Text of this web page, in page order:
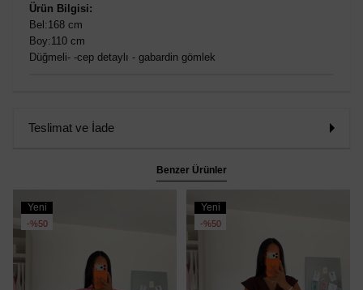
Ürün Bilgisi:
Bel:168 cm
Boy:110 cm
Düğmeli- -cep detaylı - gabardin gömlek
Teslimat ve İade
Benzer Ürünler
Yeni
Ürün
%50
Yeni
Ürün
%50